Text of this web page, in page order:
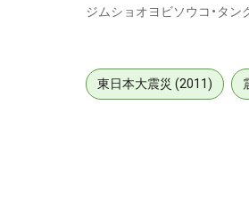
ジムショオヨビソウコ・タ
東日本大震災 (2011)